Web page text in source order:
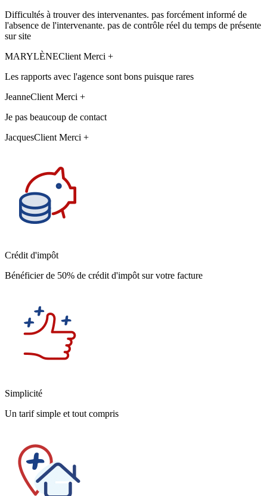
Difficultés à trouver des intervenantes. pas forcément informé de
l'absence de l'intervenante. pas de contrôle réel du temps de présente
sur site
MARYLÈNEClient Merci +
Les rapports avec l'agence sont bons puisque rares
JeanneClient Merci +
Je pas beaucoup de contact
JacquesClient Merci +
Crédit d'impôt
Bénéficier de 50% de crédit d'impôt sur votre facture
Simplicité
Un tarif simple et tout compris